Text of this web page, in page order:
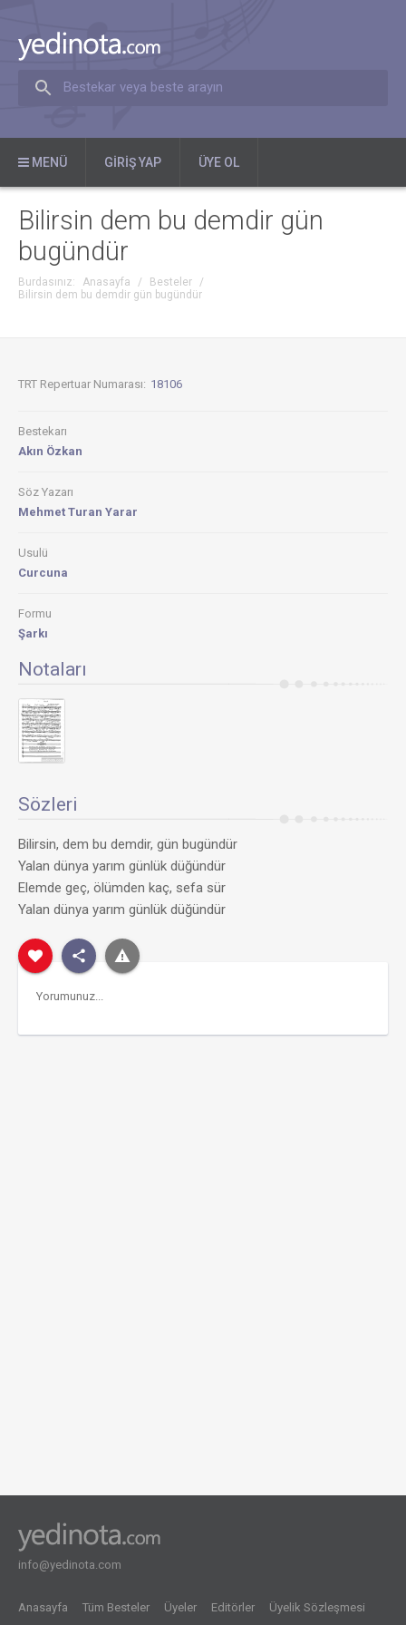
Bestekar veya beste arayın
MENÜ GIRIŞ YAP ÜYE OL
Bilirsin dem bu demdir gün
bugündür
Burdasınız: Anasayfa / Besteler
/
Bilirsin dem bu demdir gün bugündür
TRT Repertuar Numarası: 18106
Bestekarı
Akın Özkan
Söz Yazarı
Mehmet Turan Yarar
Usulü
Curcuna
Formu
Şarkı
Notaları
Sözleri
Bilirsin, dem bu demdir, gün bugündür
Yalan dünya yarım günlük düğündür
Elemde geç, ölümden kaç, sefa sür
Yalan dünya yarım günlük düğündür
info@yedinota.com
Anasayfa Tüm Besteler Üyeler Editörler Üyelik Sözleşmesi